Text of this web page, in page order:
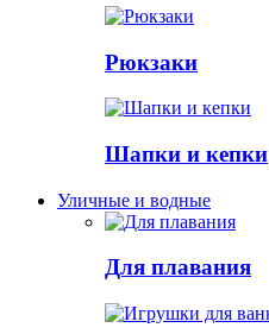
Рюкзаки
Шапки и кепки
Уличные и водные
Для плавания